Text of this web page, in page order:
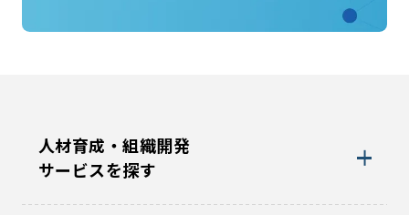
人材育成・組織開発
サービスを探す